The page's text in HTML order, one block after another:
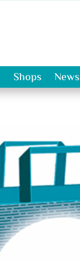
Shops News